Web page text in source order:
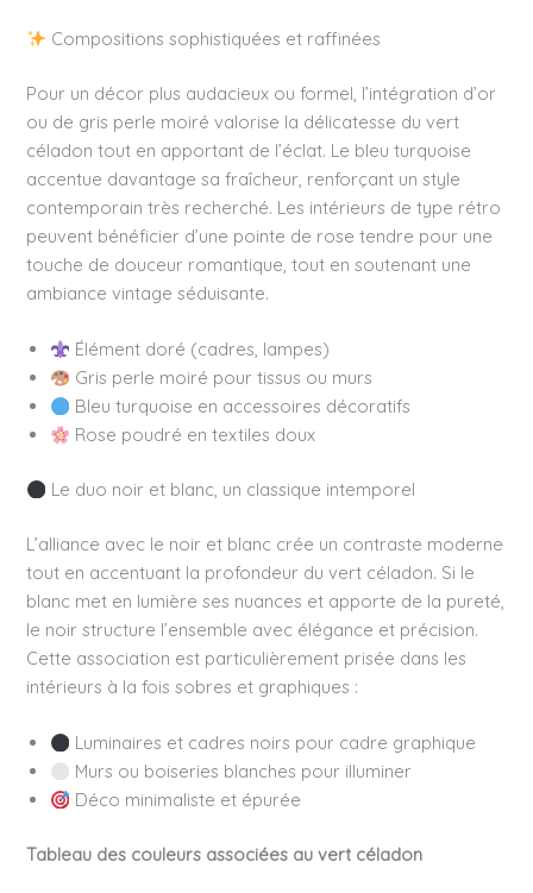
Compositions sophistiquées et raffinées
Pour un décor plus audacieux ou formel, l’intégration d’or
ou de gris perle moiré valorise la délicatesse du vert
céladon tout en apportant de l’éclat. Le bleu turquoise
accentue davantage sa fraîcheur, renforçant un style
contemporain très recherché. Les intérieurs de type rétro
peuvent bénéficier d’une pointe de rose tendre pour une
touche de douceur romantique, tout en soutenant une
ambiance vintage séduisante.
Élément doré (cadres, lampes)
Gris perle moiré pour tissus ou murs
Bleu turquoise en accessoires décoratifs
Rose poudré en textiles doux
Le duo noir et blanc, un classique intemporel
L’alliance avec le noir et blanc crée un contraste moderne
tout en accentuant la profondeur du vert céladon. Si le
blanc met en lumière ses nuances et apporte de la pureté,
le noir structure l’ensemble avec élégance et précision.
Cette association est particulièrement prisée dans les
intérieurs à la fois sobres et graphiques :
Luminaires et cadres noirs pour cadre graphique
Murs ou boiseries blanches pour illuminer
Déco minimaliste et épurée
Tableau des couleurs associées au vert céladon